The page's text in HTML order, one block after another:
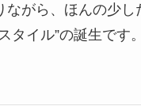
がら、ほんの少
イル”の誕生です。